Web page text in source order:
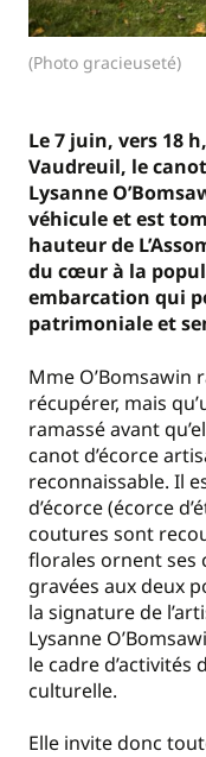
(Photo gracieuseté)
Le 7 juin, vers 18
Vaudreuil, le canot
Lysanne
véhicule et est
hauteur de
du cœur à la
embarcation qui
patrimoniale et
Mme O’Bomsawin
récupérer, mais
ramassé avant
canot d’écorce
reconnaissable. Il
d’écorce (écorce
coutures sont
florales ornent ses
gravées aux deux
la signature de
Lysanne
le cadre d’activités
culturelle.
Elle invite donc